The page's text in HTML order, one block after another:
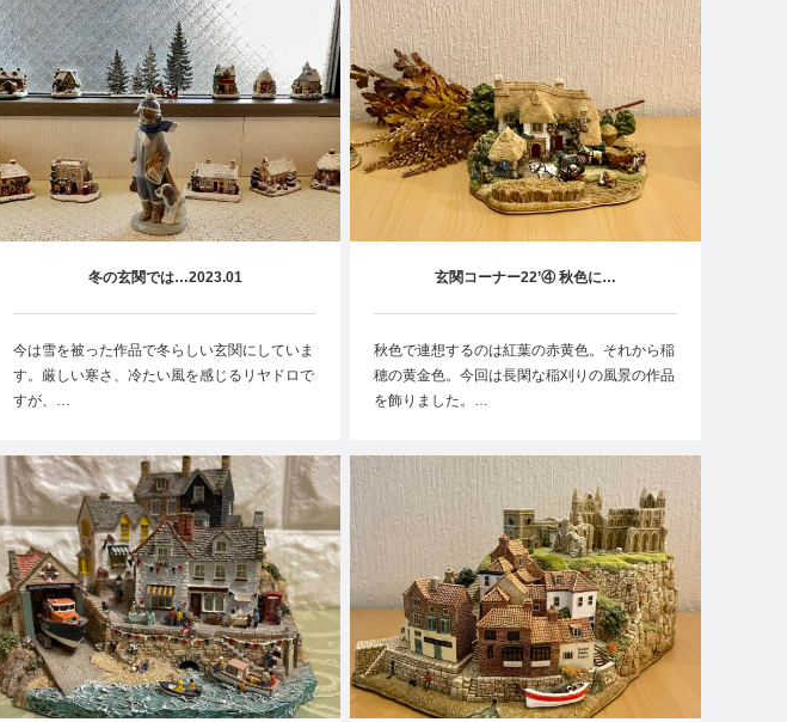
冬の玄関では…2023.01
今は雪を被った作品で冬らしい玄関にしていま
す。厳しい寒さ、冷たい風を感じるリヤドロで
すが、…
玄関コーナー22’④ 秋色に…
秋色で連想するのは紅葉の赤黄色。それから稲
穂の黄金色。今回は長閑な稲刈りの風景の作品
を飾りました。…